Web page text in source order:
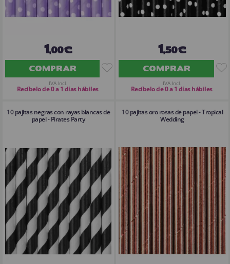
1,00€
COMPRAR
IVA Incl.
Recíbelo de 0 a 1 días hábiles
1,50€
COMPRAR
IVA Incl.
Recíbelo de 0 a 1 días hábiles
10 pajitas negras con rayas blancas de
papel - Pirates Party
10 pajitas oro rosas de papel - Tropical
Wedding